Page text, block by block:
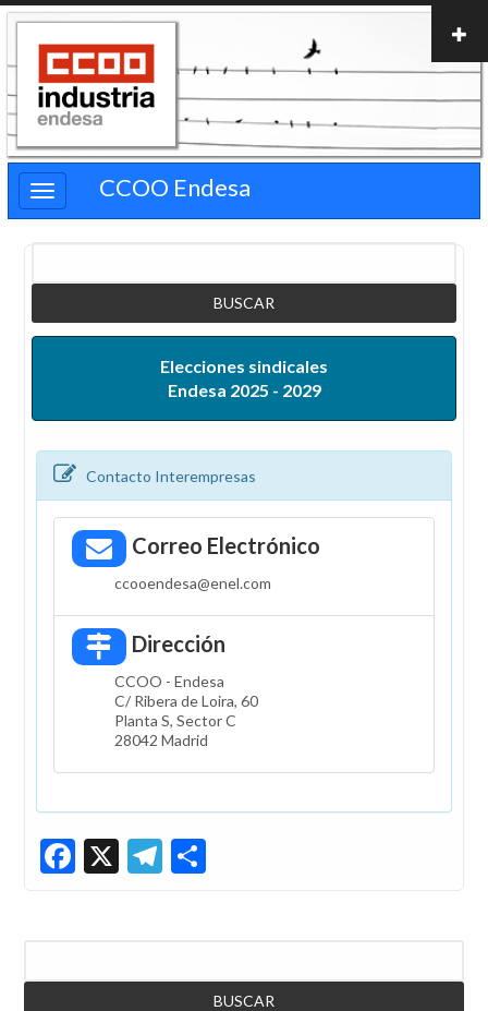
Pasar
contenido
principal
CCOO Endesa
Elecciones sindicales
Endesa 2025 - 2029
Contacto Interempresas
Correo Electrónico
ccooendesa@enel.com
Dirección
CCOO - Endesa
C/ Ribera de Loira, 60
Planta S, Sector C
28042 Madrid
Facebook
X Telegram